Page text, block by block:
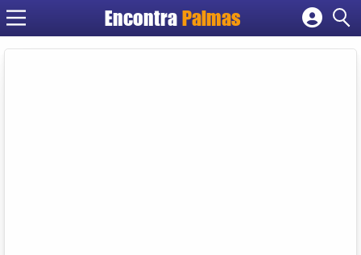
Encontra Palmas
Cadastrar empresa